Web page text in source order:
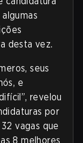
desta vez.
seus
e
revelou
por
vagas que
8 melhores